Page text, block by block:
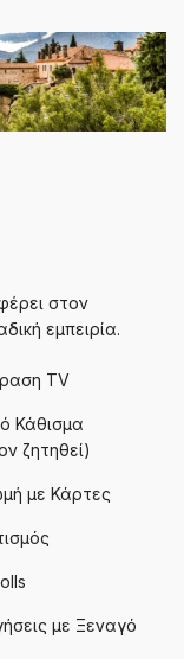
στον
εμπειρία.
TV
Κάθισμα
ζητηθεί)
με Κάρτες
με Ξεναγό